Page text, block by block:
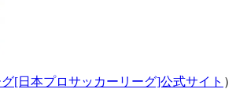
グ[日本プロサッカーリーグ]公式サイト ）